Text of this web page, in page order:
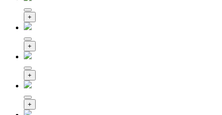
+
+
+
+